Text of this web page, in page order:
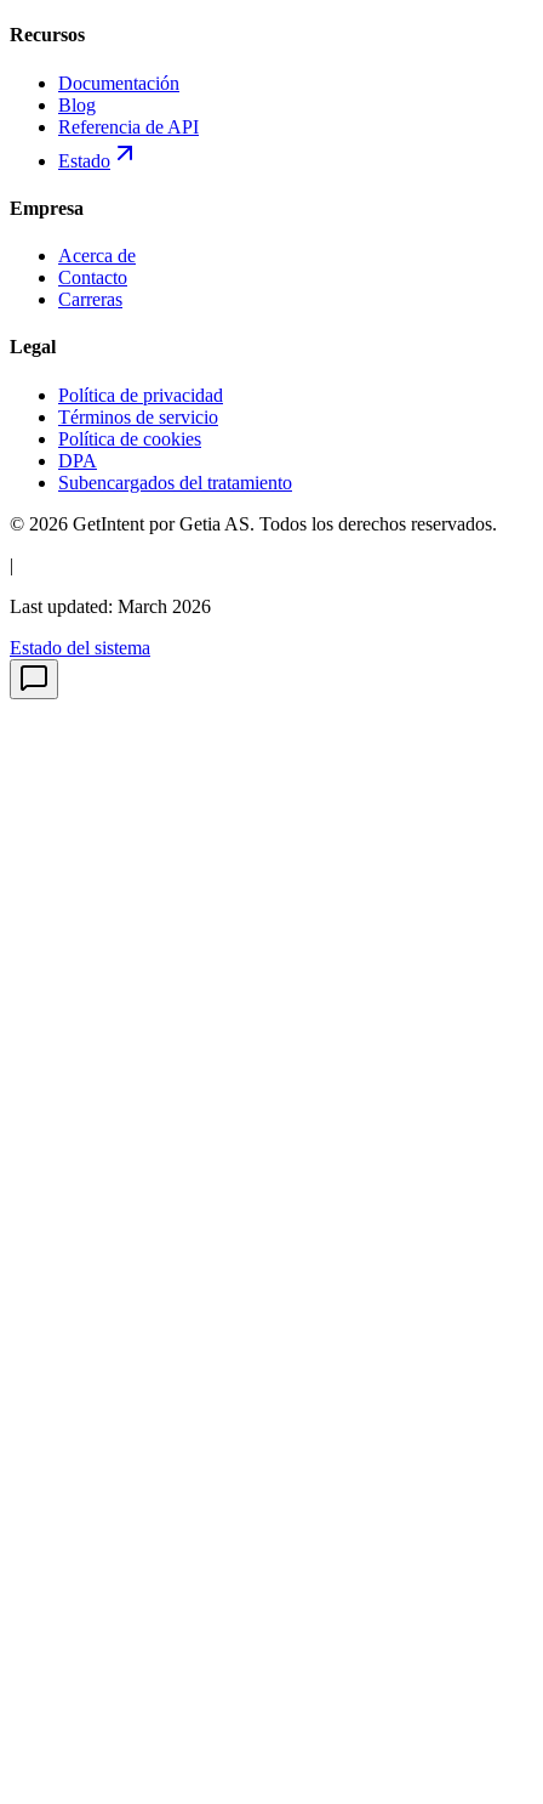
Recursos
Documentación
Blog
Referencia de API
Estado
Empresa
Acerca de
Contacto
Carreras
Legal
Política de privacidad
Términos de servicio
Política de cookies
DPA
Subencargados del tratamiento
© 2026 GetIntent por Getia AS. Todos los derechos reservados.
|
Last updated: March 2026
Estado del sistema